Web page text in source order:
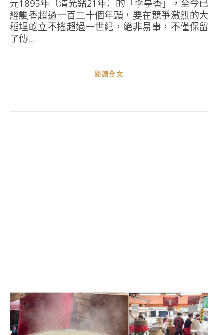
元1895年（清光緒21年）的「李亭香」，至今已
經飄香超過一百二十個年頭，要在競爭激烈的大
稻埕屹立不搖超過一世紀，絕非易事，不僅保留
了傳...
閱讀全文